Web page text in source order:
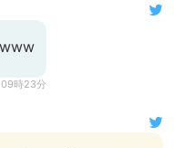
時23分